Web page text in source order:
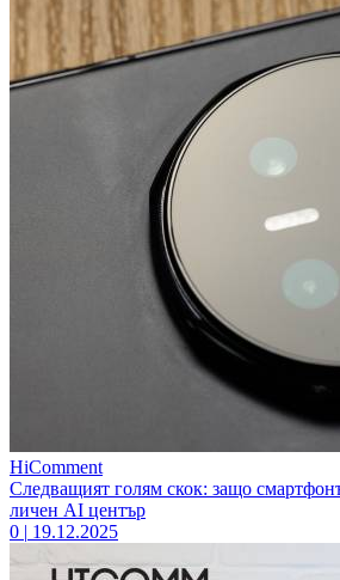
HiComment
Следващият голям скок: защо
личен AI център
0 | 19.12.2025